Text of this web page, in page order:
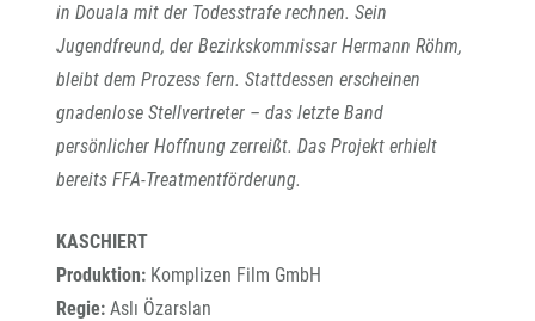
in Douala mit der Todesstrafe rechnen. Sein
Jugendfreund, der Bezirkskommissar Hermann Röhm,
bleibt dem Prozess fern. Stattdessen erscheinen
gnadenlose Stellvertreter – das letzte Band
persönlicher Hoffnung zerreißt. Das Projekt erhielt
bereits FFA-Treatmentförderung.
KASCHIERT
Produktion: Komplizen Film GmbH
Regie: Aslı Özarslan